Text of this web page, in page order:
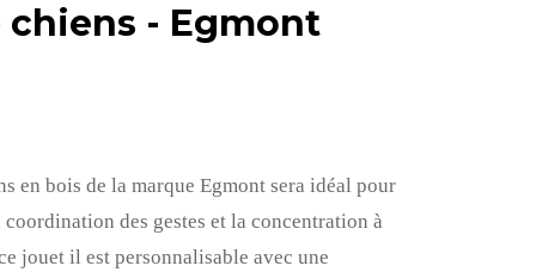
chiens - Egmont
en bois de la marque Egmont sera idéal pour
des gestes et la concentration à
jouet il est personnalisable avec une